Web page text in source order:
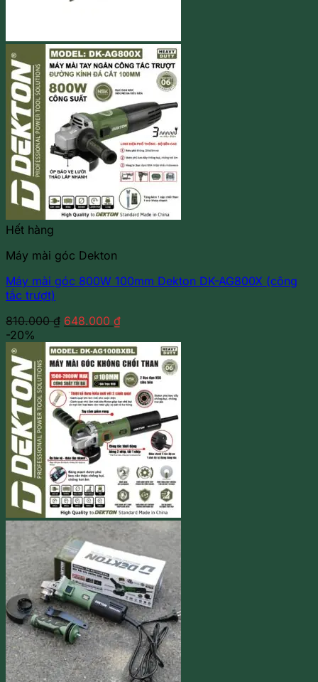
Hết hàng
Máy mài góc Dekton
Máy mài góc 800W 100mm Dekton DK-AG800X (công
tắc trượt)
810.000₫ Giá
là:
810.000 ₫.
648.000 ₫Giá
tại
là:
648.000 ₫.
-20%